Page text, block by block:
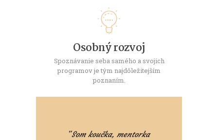
Osobný rozvoj
Spoznávanie seba samého a svojich
programov je tým najdôležitejším
poznaním.
"Som koučka, mentorka